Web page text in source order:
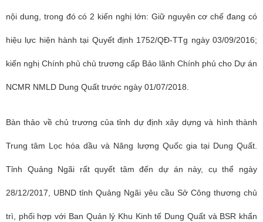
nội dung, trong đó có 2 kiến nghị lớn: Giữ nguyên cơ chế đang có
hiệu lực hiện hành tại Quyết định 1752/QĐ-TTg ngày 03/09/2016;
kiến nghị Chính phủ chủ trương cấp Bảo lãnh Chính phủ cho Dự án
NCMR NMLD Dung Quất trước ngày 01/07/2018.
Bàn thảo về chủ trương của tỉnh dự định xây dựng và hình thành
Trung tâm Lọc hóa dầu và Năng lượng Quốc gia tại Dung Quất.
Tỉnh Quảng Ngãi rất quyết tâm đến dự án này, cụ thể ngày
28/12/2017, UBND tỉnh Quảng Ngãi yêu cầu Sở Công thương chủ
trì, phối hợp với Ban Quản lý Khu Kinh tế Dung Quất và BSR khẩn